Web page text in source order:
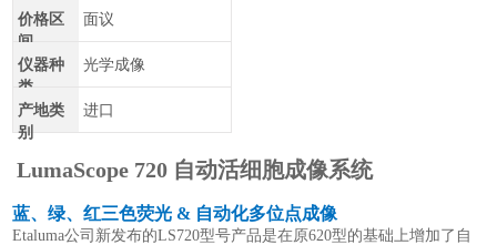
价格区
间
面议
仪器种
类
光学成像
产地类
别
进口
LumaScope 720 自动活细胞成像系统
蓝、绿、红三色荧光 & 自动化多位点成像
Etaluma公司新发布的LS720型号产品是在原620型的基础上增加了自